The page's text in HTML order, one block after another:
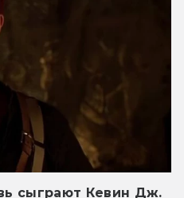
сыграют Кевин Дж.